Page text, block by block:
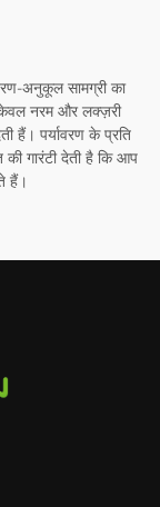
अनुकूल सामग्री का
केवल नरम और लक्ज़री
हैं। पर्यावरण के प्रति
की गारंटी देती है कि आप
हैं।